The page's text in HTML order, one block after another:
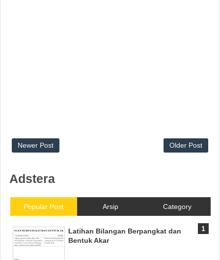
Newer Post Older Post
Adstera
Popular Post Arsip Category
Latihan Bilangan Berpangkat dan
Bentuk Akar